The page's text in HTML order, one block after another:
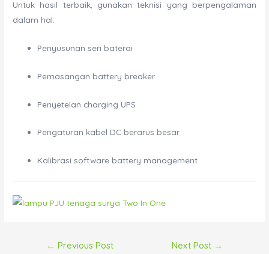
Untuk hasil terbaik, gunakan teknisi yang berpengalaman
dalam hal:
Penyusunan seri baterai
Pemasangan battery breaker
Penyetelan charging UPS
Pengaturan kabel DC berarus besar
Kalibrasi software battery management
Post
← Previous Post Next Post →